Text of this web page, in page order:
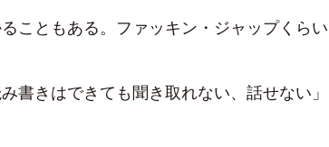
こともある。ファッキン・ジャップくらい
書きはできても聞き取れない、話せない」